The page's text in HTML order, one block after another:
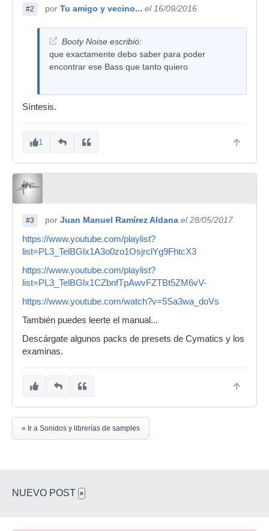
#2 por Tu amigo y vecino... el 16/09/2016
Booty Noise escribió:
que exactamente debo saber para poder
encontrar ese Bass que tanto quiero
Síntesis.
1
#3 por Juan Manuel Ramírez Aldana el 28/05/2017
https://www.youtube.com/playlist?
list=PL3_TelBGlx1A3o0zo1OsjrclYg9FhtcX3
https://www.youtube.com/playlist?
list=PL3_TelBGlx1CZbnfTpAwvFZTBt5ZM6vV-
https://www.youtube.com/watch?v=5Sa3wa_doVs
También puedes leerte el manual...
Descárgate algunos packs de presets de Cymatics y los
examinas.
« Ir a Sonidos y librerías de samples
NUEVO POST ×